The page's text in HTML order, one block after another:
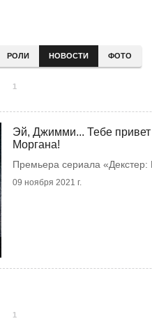
РОЛИ НОВОСТИ ФОТО
1
Эй, Джимми... Тебе привет
Моргана!
Премьера сериала «Декстер:
09 ноября 2021 г.
1